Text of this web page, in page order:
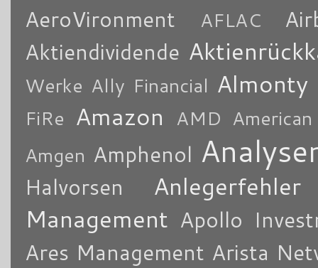
AeroVironment
AFLAC
Aktiendividende
Werke Ally Financial Almonty
FiRe Amazon AMD
Amgen Amphenol
Halvorsen
Anlegerfehler
Management Apollo
Ares Management Arista